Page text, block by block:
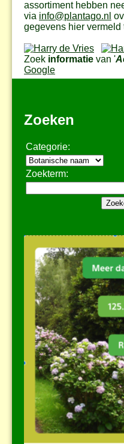
assortiment hebben
via info@plantago.nl
gegevens hier vermeld
Zoek informatie van '
Google
Zoeken
Categorie:
Zoekterm: